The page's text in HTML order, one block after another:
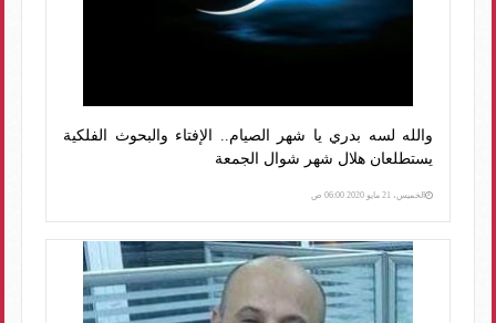
والله لسه بدري يا شهر الصيام.. الإفتاء والبحوث الفلكية
يستطلعان هلال شهر شوال الجمعة
الخميس، 21 مايو 2020 06:00 ص